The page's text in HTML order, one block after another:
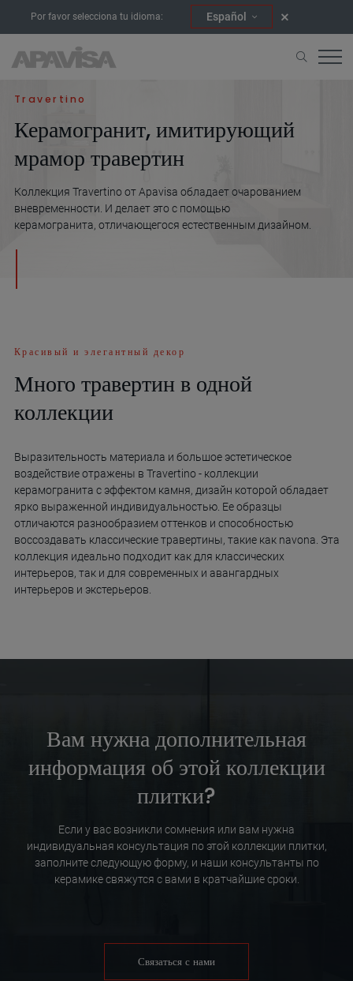
Por favor selecciona tu idioma: Español
Travertino
Керамогранит, имитирующий
мрамор травертин
Коллекция Travertino от Apavisa обладает очарованием
вневременности. И делает это с помощью
керамогранита, отличающегося естественным дизайном.
Красивый и элегантный декор
Много травертин в одной
коллекции
Выразительность материала и большое эстетическое
воздействие отражены в Travertino - коллекции
керамогранита с эффектом камня, дизайн которой обладает
ярко выраженной индивидуальностью. Ее образцы
отличаются разнообразием оттенков и способностью
воссоздавать классические травертины, такие как navona. Эта
коллекция идеально подходит как для классических
интерьеров, так и для современных и авангардных
интерьеров и экстерьеров.
Вам нужна дополнительная
информация об этой коллекции
плитки?
Если у вас возникли сомнения или вам нужна
индивидуальная консультация по этой коллекции плитки,
заполните следующую форму, и наши консультанты по
керамике свяжутся с вами в кратчайшие сроки.
Связаться с нами